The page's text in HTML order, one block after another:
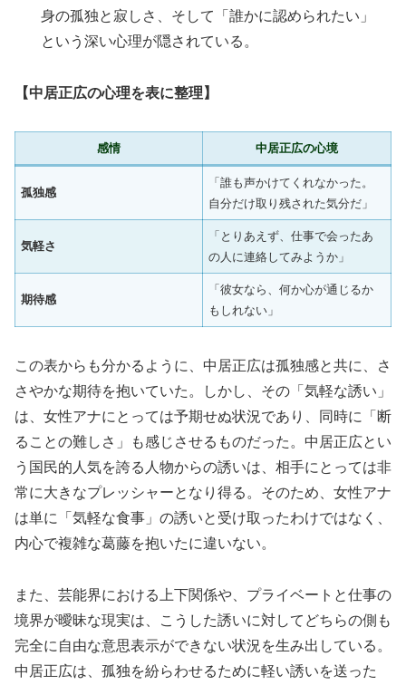
身の孤独と寂しさ、そして「誰かに認められたい」
という深い心理が隠されている。
【中居正広の心理を表に整理】
感情 中居正広の心境
孤独感
「誰も声かけてくれなかった。
自分だけ取り残された気分だ」
気軽さ
「とりあえず、仕事で会ったあ
の人に連絡してみようか」
期待感
「彼女なら、何か心が通じるか
もしれない」
この表からも分かるように、中居正広は孤独感と共に、さ
さやかな期待を抱いていた。しかし、その「気軽な誘い」
は、女性アナにとっては予期せぬ状況であり、同時に「断
ることの難しさ」も感じさせるものだった。中居正広とい
う国民的人気を誇る人物からの誘いは、相手にとっては非
常に大きなプレッシャーとなり得る。そのため、女性アナ
は単に「気軽な食事」の誘いと受け取ったわけではなく、
内心で複雑な葛藤を抱いたに違いない。
また、芸能界における上下関係や、プライベートと仕事の
境界が曖昧な現実は、こうした誘いに対してどちらの側も
完全に自由な意思表示ができない状況を生み出している。
中居正広は、孤独を紛らわせるために軽い誘いを送った